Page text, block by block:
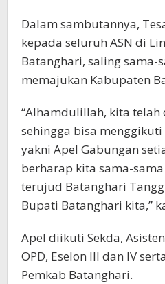
Dalam sambutannya,
kepada seluruh ASN di
Batanghari, saling
memajukan Kabupaten
“Alhamdulillah, kita telah
sehingga bisa
yakni Apel Gabungan
berharap kita sama-
terujud Batanghari
Bupati Batanghari kita,”
Apel diikuti Sekda,
OPD, Eselon III dan IV
Pemkab Batanghari.